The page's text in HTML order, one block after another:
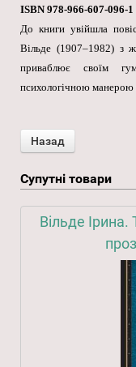
ISBN 978-966-607-096-1
До книги увійшла
Вільде (1907–1982) з
приваблює своїм
психологічною манерою
Супутні товари
Вільде